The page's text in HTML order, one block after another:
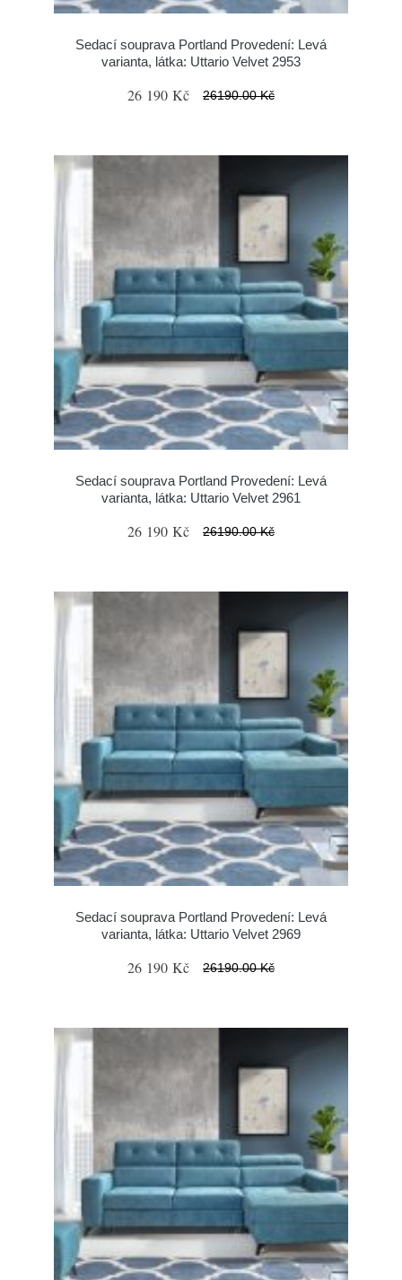
Sedací souprava Portland Provedení: Levá
varianta, látka: Uttario Velvet 2953
26 190 Kč 26190.00 Kč
Sedací souprava Portland Provedení: Levá
varianta, látka: Uttario Velvet 2961
26 190 Kč 26190.00 Kč
Sedací souprava Portland Provedení: Levá
varianta, látka: Uttario Velvet 2969
26 190 Kč 26190.00 Kč